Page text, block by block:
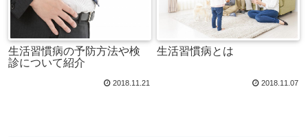
生活習慣病の予防方法や検
診について紹介
2018.11.21
生活習慣病とは
2018.11.07